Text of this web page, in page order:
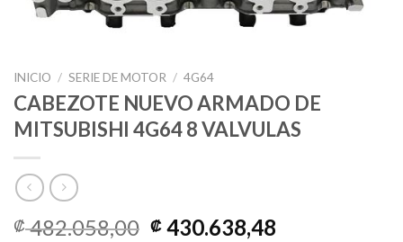
INICIO / SERIE DE MOTOR / 4G64
CABEZOTE NUEVO ARMADO DE
MITSUBISHI 4G64 8 VALVULAS
₡482.058,00 El
₡ 430.638,48